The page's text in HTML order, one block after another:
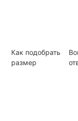
Как подобрать
размер